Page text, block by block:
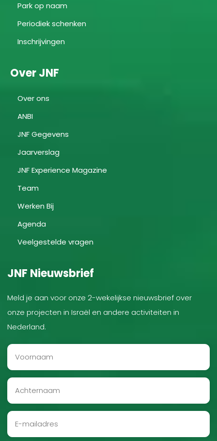
Park op naam
Periodiek schenken
Inschrijvingen
Over JNF
Over ons
ANBI
JNF Gegevens
Jaarverslag
JNF Experience Magazine
Team
Werken Bij
Agenda
Veelgestelde vragen
JNF Nieuwsbrief
Meld je aan voor onze 2-wekelijkse nieuwsbrief over
onze projecten in Israël en andere activiteiten in
Nederland.